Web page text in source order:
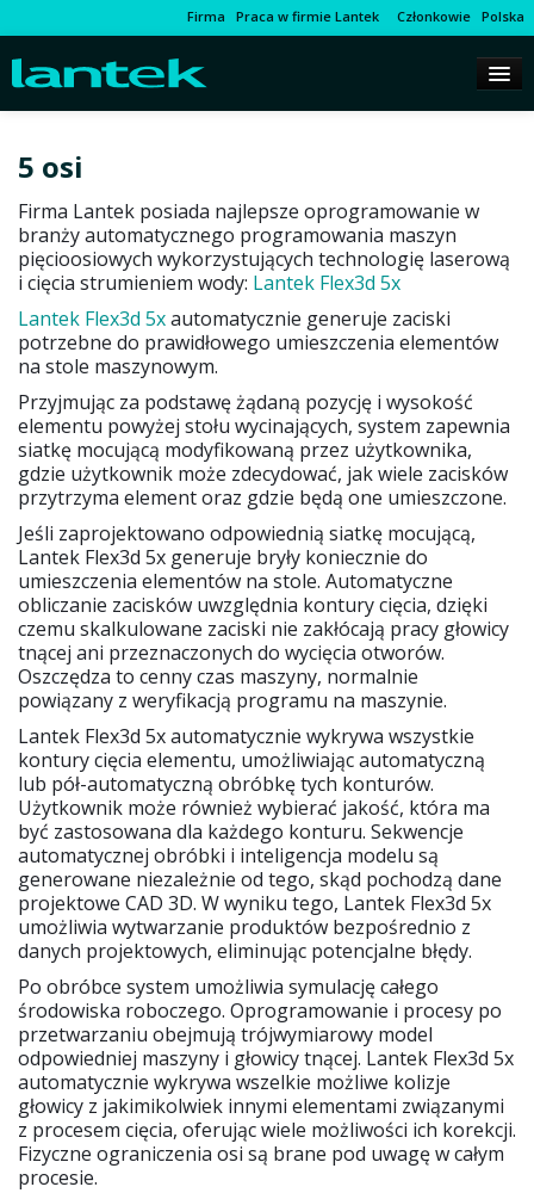
Firma Praca w firmie Lantek Członkowie Polska
5 osi
Firma Lantek posiada najlepsze oprogramowanie w
branży automatycznego programowania maszyn
pięcioosiowych wykorzystujących technologię laserową
i cięcia strumieniem wody: Lantek Flex3d 5x
Lantek Flex3d 5xautomatycznie generuje zaciski
potrzebne do prawidłowego umieszczenia elementów
na stole maszynowym.
Przyjmując za podstawę żądaną pozycję i wysokość
elementu powyżej stołu wycinających, system zapewnia
siatkę mocującą modyfikowaną przez użytkownika,
gdzie użytkownik może zdecydować, jak wiele zacisków
przytrzyma element oraz gdzie będą one umieszczone.
Jeśli zaprojektowano odpowiednią siatkę mocującą,
Lantek Flex3d 5x generuje bryły koniecznie do
umieszczenia elementów na stole. Automatyczne
obliczanie zacisków uwzględnia kontury cięcia, dzięki
czemu skalkulowane zaciski nie zakłócają pracy głowicy
tnącej ani przeznaczonych do wycięcia otworów.
Oszczędza to cenny czas maszyny, normalnie
powiązany z weryfikacją programu na maszynie.
Lantek Flex3d 5x automatycznie wykrywa wszystkie
kontury cięcia elementu, umożliwiając automatyczną
lub pół-automatyczną obróbkę tych konturów.
Użytkownik może również wybierać jakość, która ma
być zastosowana dla każdego konturu. Sekwencje
automatycznej obróbki i inteligencja modelu są
generowane niezależnie od tego, skąd pochodzą dane
projektowe CAD 3D. W wyniku tego, Lantek Flex3d 5x
umożliwia wytwarzanie produktów bezpośrednio z
danych projektowych, eliminując potencjalne błędy.
Po obróbce system umożliwia symulację całego
środowiska roboczego. Oprogramowanie i procesy po
przetwarzaniu obejmują trójwymiarowy model
odpowiedniej maszyny i głowicy tnącej. Lantek Flex3d 5x
automatycznie wykrywa wszelkie możliwe kolizje
głowicy z jakimikolwiek innymi elementami związanymi
z procesem cięcia, oferując wiele możliwości ich korekcji.
Fizyczne ograniczenia osi są brane pod uwagę w całym
procesie.